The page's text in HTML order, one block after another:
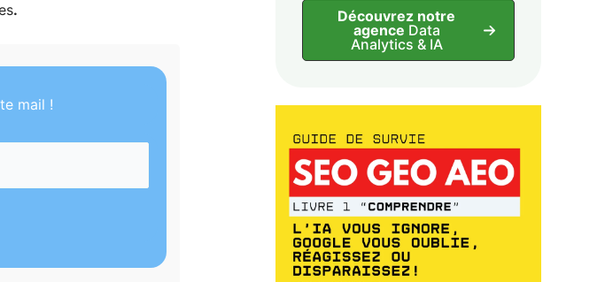
.
mail !
Découvrez notre
agence Data
Analytics & IA